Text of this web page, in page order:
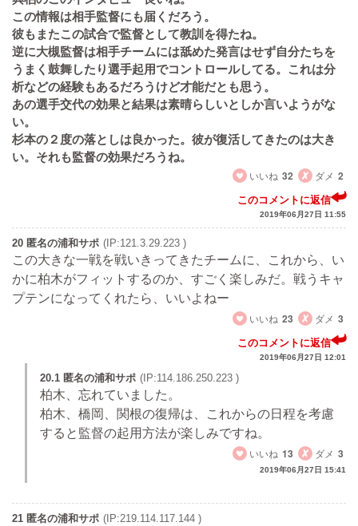
この情報は相手監督にも届くだろう。
彼もまたこの試合で監督として教訓を得たね。
逆に大槻監督は相手チームには舐めた発言はせず自分たちを
うまく鼓舞したり選手起用でコントロールしてる。これは分
析などの経験もあるだろうけど才能だとも思う。
あの選手交代の効果と結果は素晴らしいとしか言いようがな
い。
杉本の２度の落としは良かった。彼が復活してきたのは大き
い。それも監督の効果だろうね。
いいね 32 ダメ 2
このコメントに返信
2019年06月27日 11:55
20 匿名の浦和サポ (IP:121.3.29.223 )
この大きな一戦を戦いきってきたチームに、これから、い
かに柏木がフィットするのか、すごく楽しみだ。戦うキャ
プテンになってくれたら、いいよねー
いいね 23 ダメ 3
このコメントに返信
2019年06月27日 12:01
20.1 匿名の浦和サポ (IP:114.186.250.223 )
柏木、忘れていました。
柏木、橋岡、関根の復帰は、これからの日程を考慮
すると監督の起用方法が楽しみですね。
いいね 13 ダメ 3
2019年06月27日 15:41
21 匿名の浦和サポ (IP:219.114.117.144 )